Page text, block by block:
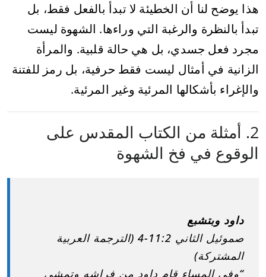
هذا يوضح لنا أن الخطيئة لا تبدأ بالفعل فقط، بل
تبدأ بالنظرة والرغبة التي وراءها. الشهوة ليست
مجرد فعل جسدي، بل هي حالة قلبية. والمرأة
الزانية في أمثال ليست فقط حرفية، بل رمز للفتنة
والإغراء بأشكالها المرئية وغير المرئية.
2. أمثلة من الكتاب المقدس على
الوقوع في فخ الشهوة
داود وبتشبع
صموئيل الثاني 11:2-4 (الترجمة العربية
المشتركة)
“وفي المساء قام داود من فراشه وتمشى